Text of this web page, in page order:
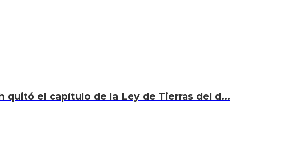
quitó el capítulo de la Ley de Tierras del d...